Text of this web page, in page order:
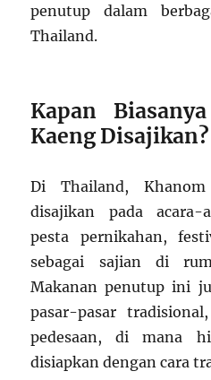
penutup dalam
Thailand.
Kapan
Kaeng Disajikan?
Di Thailand,
disajikan pada acara-
pesta pernikahan,
sebagai sajian di
Makanan penutup ini
pasar-pasar
pedesaan, di mana
disiapkan dengan cara